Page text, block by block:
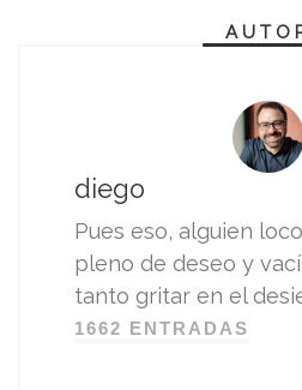
diego
Pues eso, alguien
pleno de deseo y
tanto gritar en el
1662 ENTRADAS